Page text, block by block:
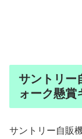
サントリー
ォーク懸賞
サントリー自販